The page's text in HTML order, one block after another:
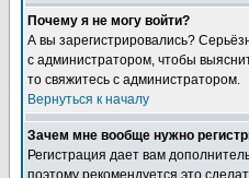
Почему я не могу войти?
А вы зарегистрировались?
с администратором, чтобы
то свяжитесь с администратором.
Вернуться к началу
Зачем мне вообще нужно
Регистрация дает вам
поэтому рекомендуется это